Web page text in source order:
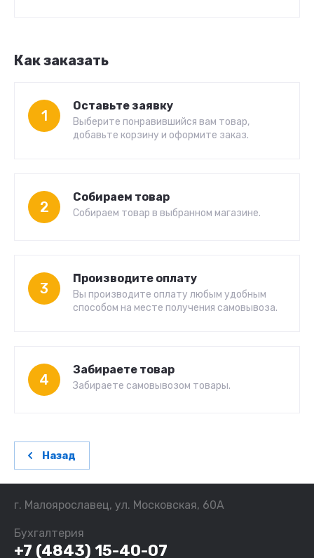
Как заказать
1
Оставьте заявку
Выберите понравившийся вам товар,
добавьте корзину и оформите заказ.
2
Собираем товар
Собираем товар в выбранном магазине.
3
Производите оплату
Вы производите оплату любым удобным
способом на месте получения самовывоза.
4
Забираете товар
Забираете самовывозом товары.
Назад
г. Малоярославец, ул. Московская, 60А
Бухгалтерия
+7 (4843) 15-40-07